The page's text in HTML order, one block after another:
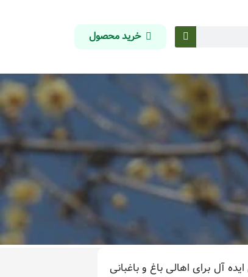
خرید محصول
آل برای اهالی باغ و باغبانی